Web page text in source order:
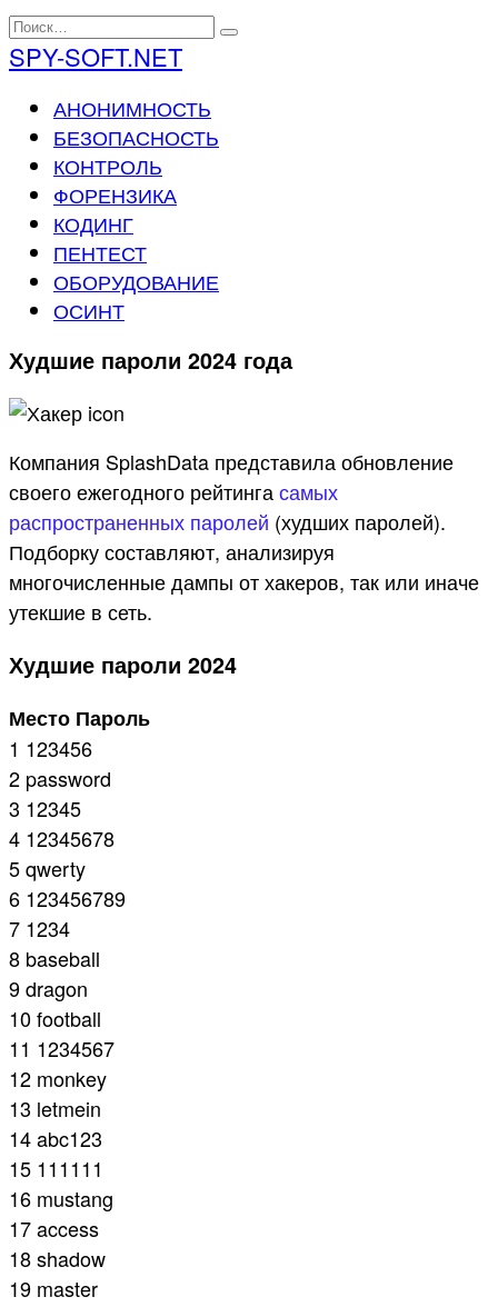
Перейти
к
содержанию
Search
for:
SPY-SOFT.NET
АНОНИМНОСТЬ
БЕЗОПАСНОСТЬ
КОНТРОЛЬ
ФОРЕНЗИКА
КОДИНГ
ПЕНТЕСТ
ОБОРУДОВАНИЕ
ОСИНТ
Худшие пароли 2024 года
Компания SplashData представила обновление
своего ежегодного рейтингасамых
распространенных паролей (худших паролей).
Подборку составляют, анализируя
многочисленные дампы от хакеров, так или иначе
утекшие в сеть.
Худшие пароли 2024
Место Пароль
1 123456
2 password
3 12345
4 12345678
5 qwerty
6 123456789
7 1234
8 baseball
9 dragon
10 football
11 1234567
12 monkey
13 letmein
14 abc123
15 111111
16 mustang
17 access
18 shadow
19 master